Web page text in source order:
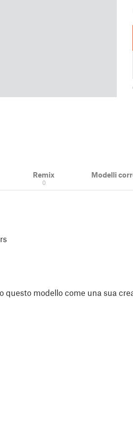
Remix
0
Modelli
questo modello come una sua